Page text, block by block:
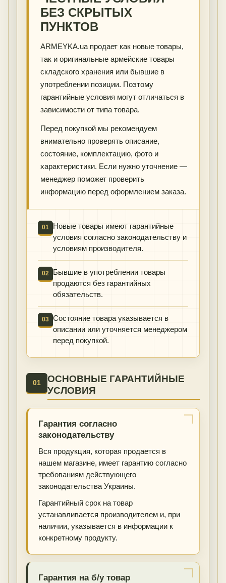
БЕЗ СКРЫТЫХ
ПУНКТОВ
ARMEYKA.ua продает как новые товары,
так и оригинальные армейские товары
складского хранения или бывшие в
употреблении позиции. Поэтому
гарантийные условия могут отличаться в
зависимости от типа товара.
Перед покупкой мы рекомендуем
внимательно проверять описание,
состояние, комплектацию, фото и
характеристики. Если нужно уточнение —
менеджер поможет проверить
информацию перед оформлением заказа.
01
Новые товары имеют гарантийные
условия согласно законодательству и
условиям производителя.
02
Бывшие в употреблении товары
продаются без гарантийных
обязательств.
03 Состояние товара указывается в
описании или уточняется менеджером
перед покупкой.
01
ОСНОВНЫЕ ГАРАНТИЙНЫЕ
УСЛОВИЯ
Гарантия согласно
законодательству
Вся продукция, которая продается в
нашем магазине, имеет гарантию согласно
требованиям действующего
законодательства Украины.
Гарантийный срок на товар
устанавливается производителем и, при
наличии, указывается в информации к
конкретному продукту.
Гарантия на б/у товар